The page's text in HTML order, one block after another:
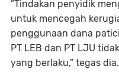
”Tindakan penyidik
untuk mencegah
penggunaan dana
PT LEB dan PT LJU
yang berlaku,” tegas dia.